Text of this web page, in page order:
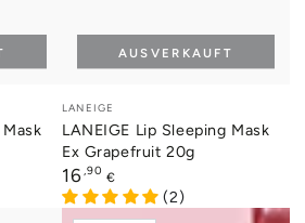
Verkäufer/in:
LANEIGE
LANEIGE Lip Sleeping Mask
Ex Grapefruit 20g
Regulärer
Preis
16,90 €
(2)
AUSVERKAUFT